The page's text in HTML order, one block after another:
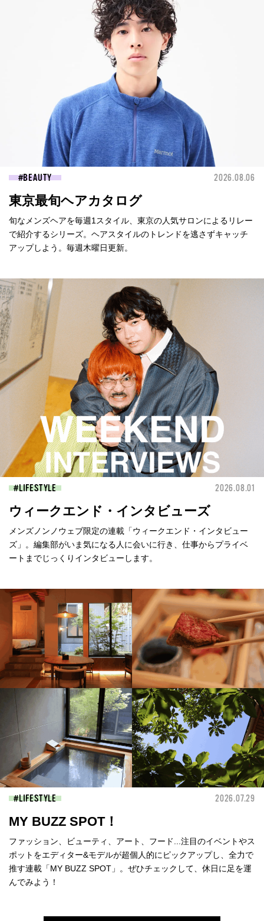
BEAUTY 2026.08.06
東京最旬ヘアカタログ
旬なメンズヘアを毎週1スタイル、東京の人気サロンによるリレー
で紹介するシリーズ。ヘアスタイルのトレンドを逃さずキャッチ
アップしよう。毎週木曜日更新。
LIFESTYLE 2026.08.01
ウィークエンド・インタビューズ
メンズノンノウェブ限定の連載「ウィークエンド・インタビュー
ズ」。編集部がいま気になる人に会いに行き、仕事からプライベ
ートまでじっくりインタビューします。
LIFESTYLE 2026.07.29
MY BUZZ SPOT！
ファッション、ビューティ、アート、フード...注目のイベントやス
ポットをエディター&モデルが超個人的にピックアップし、全力で
推す連載「MY BUZZ SPOT」。ぜひチェックして、休日に足を運
んでみよう！